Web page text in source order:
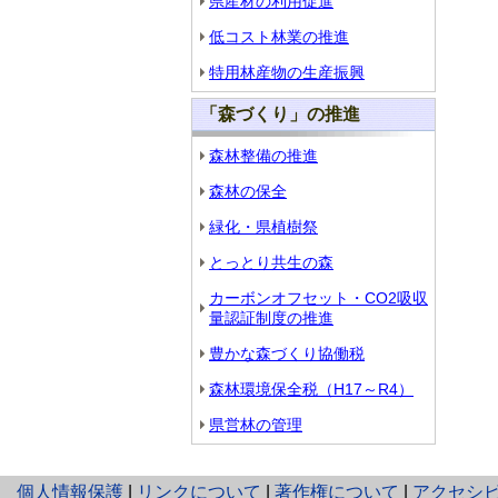
低コスト林業の推進
特用林産物の生産振興
「森づくり」の推進
森林整備の推進
森林の保全
緑化・県植樹祭
とっとり共生の森
カーボンオフセット・CO2吸収
量認証制度の推進
豊かな森づくり協働税
森林環境保全税（H17～R4）
県営林の管理
個人情報保護 と
リンクについて 著作権について アクセシ